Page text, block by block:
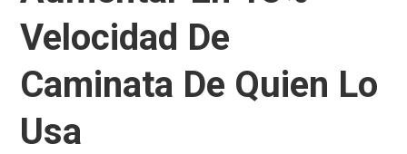
Velocidad De
Caminata De Quien Lo
Usa